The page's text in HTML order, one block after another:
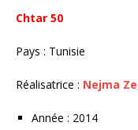
Chtar 50
Pays : Tunisie
Réalisatrice : Nejma
Année : 2014